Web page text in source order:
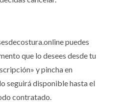
puedes
que lo desees desde tu
y pincha en
seguirá disponible hasta el
contratado.